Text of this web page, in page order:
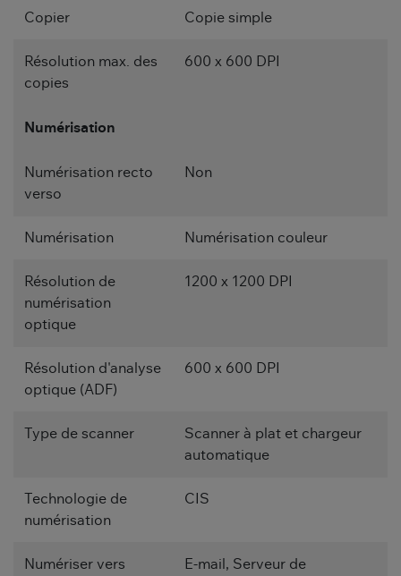
Copier Copie simple
Résolution max. des
copies
600 x 600 DPI
Numérisation
Numérisation recto
verso
Non
Numérisation Numérisation couleur
Résolution de
numérisation
optique
1200 x 1200 DPI
Résolution d'analyse
optique (ADF)
600 x 600 DPI
Type de scanner
Scanner à plat et chargeur
automatique
Technologie de
numérisation
CIS
Numériser vers
E-mail, Serveur de